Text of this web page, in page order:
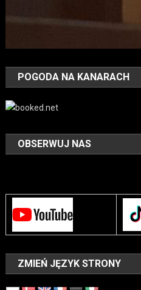
POGODA NA KANARACH
OBSERWUJ NAS
ZMIEŃ JĘZYK STRONY